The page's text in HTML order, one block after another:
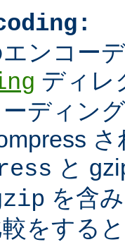
ンコー
ディレ
ディン
と
を含
をする